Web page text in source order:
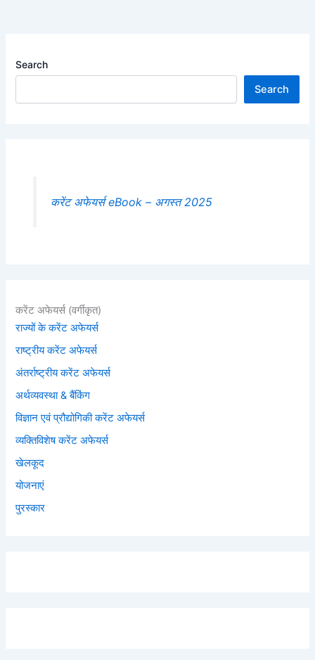
Search
Search
करेंट अफेयर्स eBook – अगस्त 2025
करेंट अफेयर्स (वर्गीकृत)
राज्यों के करेंट अफेयर्स
राष्ट्रीय करेंट अफेयर्स
अंतर्राष्ट्रीय करेंट अफेयर्स
अर्थव्यवस्था & बैंकिंग
विज्ञान एवं प्रौद्योगिकी करेंट अफेयर्स
व्यक्तिविशेष करेंट अफेयर्स
खेलकूद
योजनाएं
पुरस्कार